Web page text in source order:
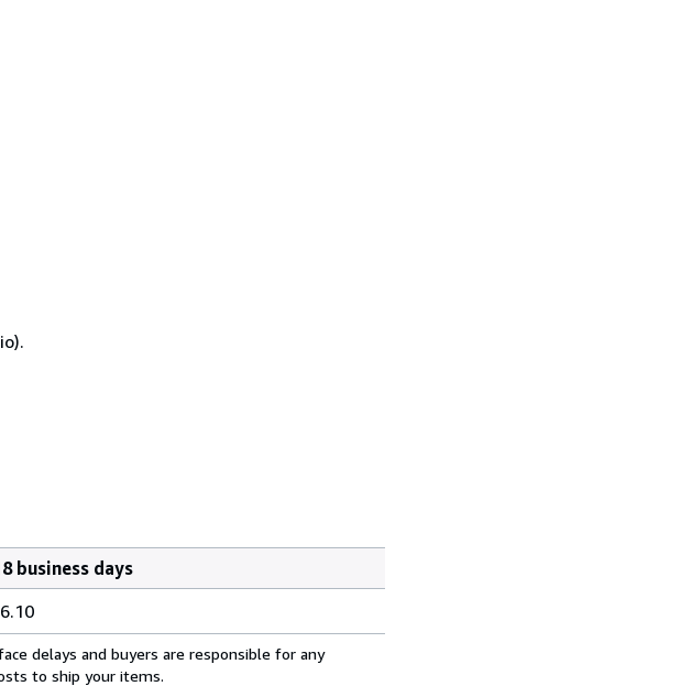
business days
delays and buyers are responsible for any
to ship your items.